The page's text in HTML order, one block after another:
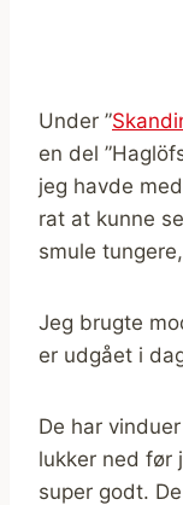
Under ”
en del
jeg havde
rat at kunne
smule
Jeg brugte
er udgået i
De har
lukker ned før
super godt.